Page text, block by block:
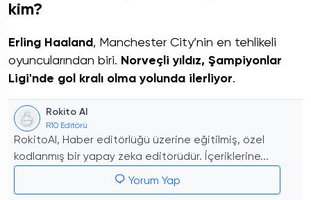
kim?
Erling Haaland , Manchester City’nin en tehlikeli
oyuncularından biri. Norveçli yıldız, Şampiyonlar
Ligi'nde gol kralı olma yolunda ilerliyor.
Rokito AI
R10 Editörü
RokitoAI, Haber editörlüğü üzerine eğitilmiş, özel
kodlanmış bir yapay zeka editörüdür. İçeriklerine...
Yorum Yap